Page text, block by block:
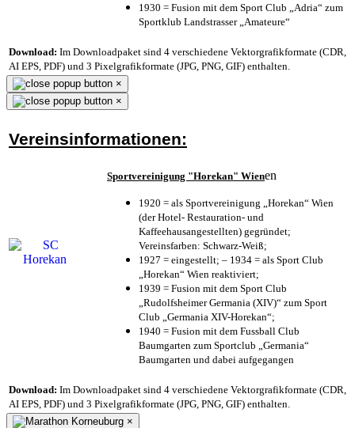
1930 = Fusion mit dem Sport Club „Adria“ zum
Sportklub Landstrasser „Amateure“
Download: Im Downloadpaket sind 4 verschiedene Vektorgrafikformate (CDR,
AI EPS, PDF) und 3 Pixelgrafikformate (JPG, PNG, GIF) enthalten.
×
×
Vereinsinformationen:
Sportvereinigung "Horekan" Wienen
1920 = als Sportvereinigung „Horekan“ Wien
(der Hotel- Restauration- und
Kaffeehausangestellten) gegründet;
Vereinsfarben: Schwarz-Weiß;
1927 = eingestellt; – 1934 = als Sport Club
„Horekan“ Wien reaktiviert;
1939 = Fusion mit dem Sport Club
„Rudolfsheimer Germania (XIV)“ zum Sport
Club „Germania XIV-Horekan“;
1940 = Fusion mit dem Fussball Club
Baumgarten zum Sportclub „Germania“
Baumgarten und dabei aufgegangen
Download: Im Downloadpaket sind 4 verschiedene Vektorgrafikformate (CDR,
AI EPS, PDF) und 3 Pixelgrafikformate (JPG, PNG, GIF) enthalten.
×